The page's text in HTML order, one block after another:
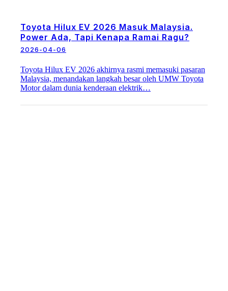
Toyota Hilux EV 2026 Masuk Malaysia.
Power Ada, Tapi Kenapa Ramai Ragu?
2026-04-06
Toyota Hilux EV 2026 akhirnya rasmi memasuki pasaran
Malaysia, menandakan langkah besar oleh UMW Toyota
Motor dalam dunia kenderaan elektrik…